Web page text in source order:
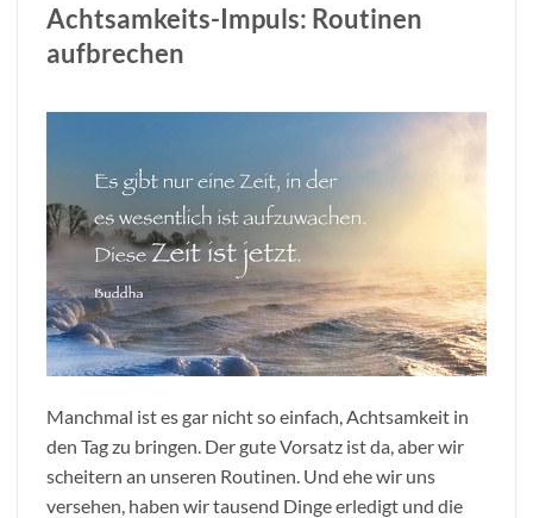
Achtsamkeits-Impuls: Routinen
aufbrechen
Manchmal ist es gar nicht so einfach, Achtsamkeit in
den Tag zu bringen. Der gute Vorsatz ist da, aber wir
scheitern an unseren Routinen. Und ehe wir uns
versehen, haben wir tausend Dinge erledigt und die